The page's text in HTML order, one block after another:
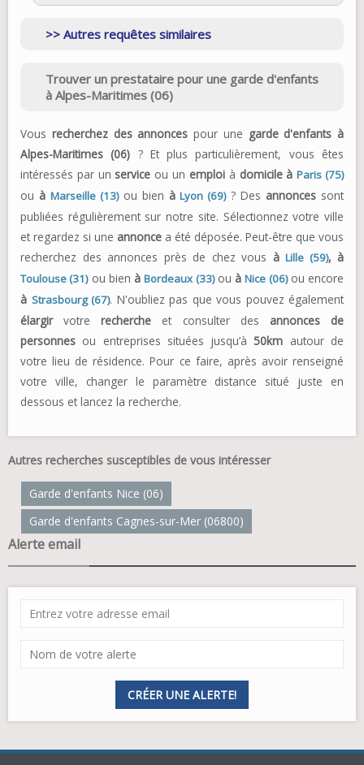
Autres requêtes similaires
Trouver un prestataire pour une garde d'enfants
à Alpes-Maritimes (06)
Vous recherchez des annonces pour une garde d'enfants à
Alpes-Maritimes (06) ? Et plus particulièrement, vous êtes
intéressés par unservice ou un emploià domicile àParis (75)
ou à Marseille (13)ou bien àLyon (69)? Des annonces sont
publiées régulièrement sur notre site. Sélectionnez votre ville
et regardez si une annonce a été déposée. Peut-être que vous
recherchez des annonces près de chez vous à Lille (59), à
Toulouse (31)ou bien àBordeaux (33) ou àNice (06)ou encore
à Strasbourg (67). N'oubliez pas que vous pouvez également
élargirvotrerecherche et consulter des annonces de
personnes ou entreprises situées jusqu’à50km autour de
votre lieu de résidence. Pour ce faire, après avoir renseigné
votre ville, changer le paramètre distance situé juste en
dessous et lancez la recherche.
Autres recherches susceptibles de vous intéresser
Garde d'enfants Nice (06)
Garde d'enfants Cagnes-sur-Mer (06800)
Alerte email
CRÉER UNE ALERTE!